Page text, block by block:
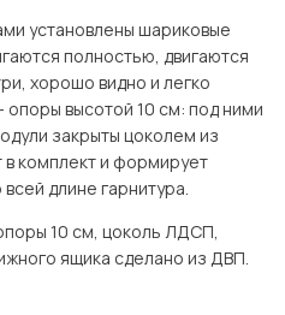
установлены шариковые
полностью, двигаются
хорошо видно и легко
высотой 10 см: под ними
закрыты цоколем из
комплект и формирует
длине гарнитура.
10 см, цоколь ЛДСП,
ящика сделано из ДВП.